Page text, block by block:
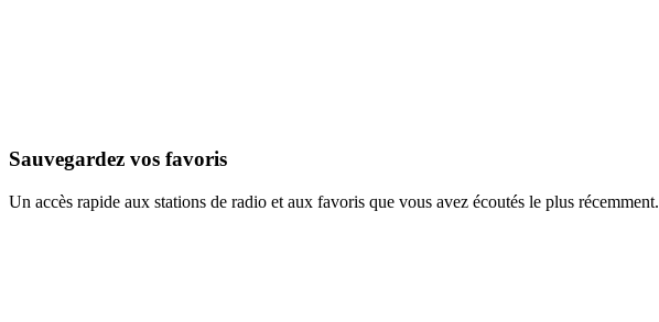
Sauvegardez vos favoris
Un accès rapide aux stations de radio et aux favoris que vous avez écoutés le plus récemment.